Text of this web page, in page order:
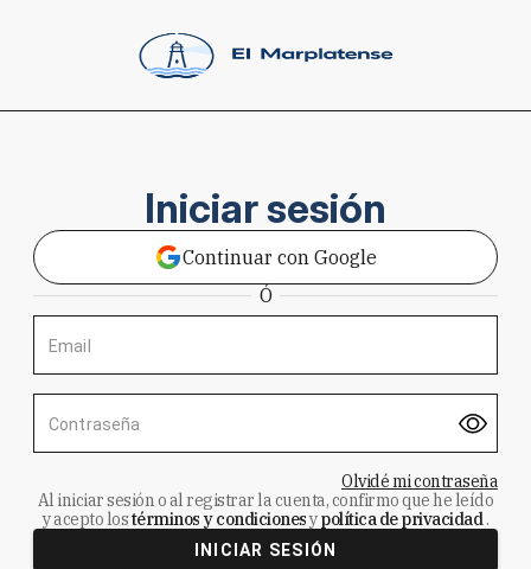
Iniciar sesión
Continuar con Google
Ó
Email
Contraseña
Olvidé mi contraseña
Al iniciar sesión o al registrar la cuenta, confirmo que he leído
y acepto lostérminos y condicionesypolítica de privacidad.
INICIAR SESIÓN